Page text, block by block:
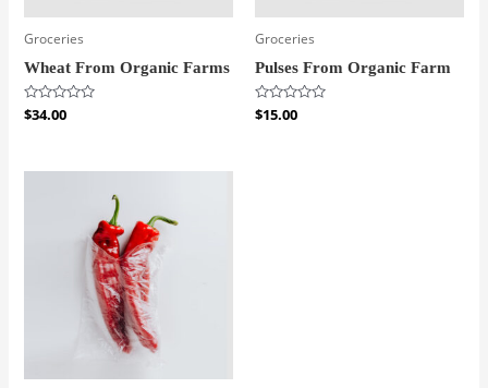
Groceries
Wheat From Organic Farms
Bewertet
mit
$34.00
Groceries
Pulses From Organic Farm
Bewertet
mit
$15.00